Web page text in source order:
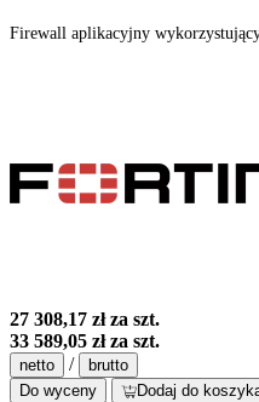
Firewall aplikacyjny
27 308,17 złza szt.
33 589,05 złza szt.
netto /
brutto
Do wyceny
Dodaj do